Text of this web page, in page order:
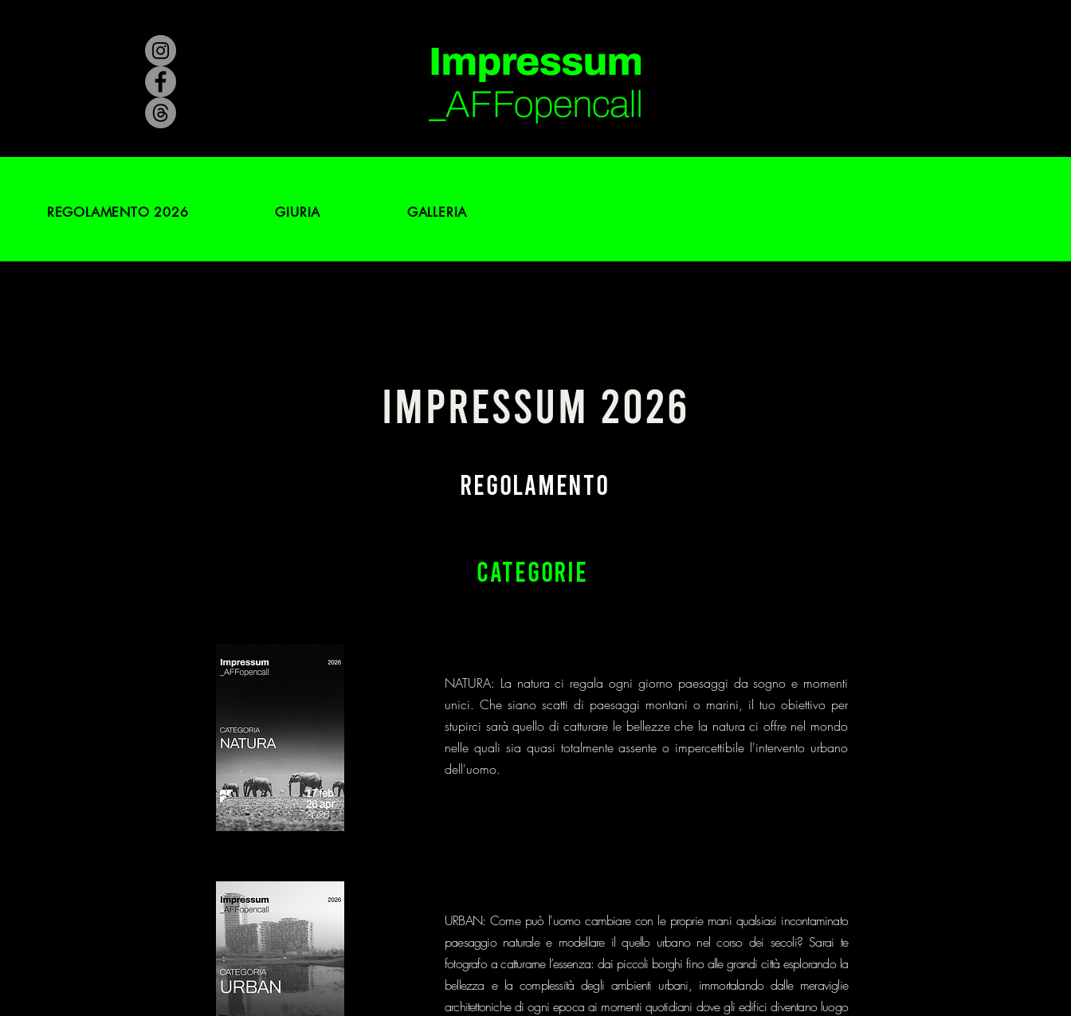
REGOLAMENTO 2026 GIURIA GALLERIA
impressum 2026
REGOLAMENTO
CATEGORIE
NATURA: La natura ci regala ogni giorno paesaggi da sogno e momenti
unici. Che siano scatti di paesaggi montani o marini, il tuo obiettivo per
stupirci sarà quello di catturare le bellezze che la natura ci offre nel mondo
nelle quali sia quasi totalmente assente o impercettibile l'intervento urbano
dell'uomo.
URBAN: Come può l'uomo cambiare con le proprie mani qualsiasi incontaminato
paesaggio naturale e modellare il quello urbano nel corso dei secoli? Sarai te
fotografo a catturarne l’essenza: dai piccoli borghi fino alle grandi città esplorando la
bellezza e la complessità degli ambienti urbani, immortalando dalle meraviglie
architettoniche di ogni epoca ai momenti quotidiani dove gli edifici diventano luogo